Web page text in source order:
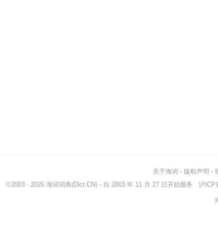
关于海词 - 版权声明 -
©2003 - 2026 海词词典(Dict.CN) - 自 2003 年 11 月 27 日开始服务 沪ICP